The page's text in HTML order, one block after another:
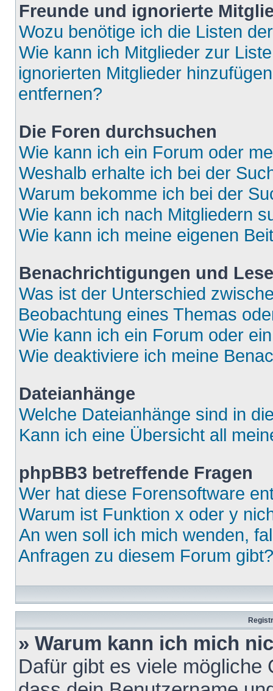
Freunde und ignorierte
Wozu benötige ich die Listen
Wie kann ich Mitglieder zur
ignorierten Mitglieder
entfernen?
Die Foren durchsuchen
Wie kann ich ein Forum oder
Weshalb erhalte ich bei der
Warum bekomme ich bei der
Wie kann ich nach Mitgliedern
Wie kann ich meine eigenen
Benachrichtigungen und
Was ist der Unterschied
Beobachtung eines Themas
Wie kann ich ein Forum oder
Wie deaktiviere ich meine
Dateianhänge
Welche Dateianhänge sind in
Kann ich eine Übersicht all
phpBB3 betreffende Fragen
Wer hat diese Forensoftware
Warum ist Funktion x oder y
An wen soll ich mich wenden,
Anfragen zu diesem Forum gibt?
» Warum kann ich mich
Dafür gibt es viele